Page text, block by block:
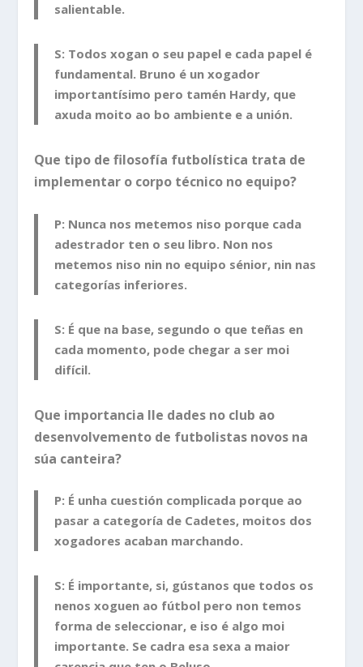
salientable.
S: Todos xogan o seu papel e cada papel é
fundamental. Bruno é un xogador
importantísimo pero tamén Hardy, que
axuda moito ao bo ambiente e a unión.
Que tipo de filosofía futbolística trata de
implementar o corpo técnico no equipo?
P: Nunca nos metemos niso porque cada
adestrador ten o seu libro. Non nos
metemos niso nin no equipo sénior, nin nas
categorías inferiores.
S: É que na base, segundo o que teñas en
cada momento, pode chegar a ser moi
difícil.
Que importancia lle dades no club ao
desenvolvemento de futbolistas novos na
súa canteira?
P: É unha cuestión complicada porque ao
pasar a categoría de Cadetes, moitos dos
xogadores acaban marchando.
S: É importante, si, gústanos que todos os
nenos xoguen ao fútbol pero non temos
forma de seleccionar, e iso é algo moi
importante. Se cadra esa sexa a maior